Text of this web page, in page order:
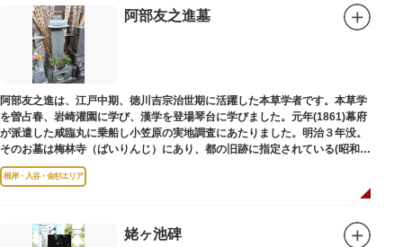
阿部友之進墓
阿部友之進は、江戸中期、徳川吉宗治世期に活躍した本草学者です。本草学
を曽占春、岩崎灌園に学び、漢学を登場琴台に学びました。元年(1861)幕府
が派遣した咸臨丸に乗船し小笠原の実地調査にあたりました。明治３年没。
そのお墓は梅林寺（ばいりんじ）にあり、都の旧跡に指定されている(昭和３
年指定)。
根岸・入谷・金杉エリア
姥ヶ池碑